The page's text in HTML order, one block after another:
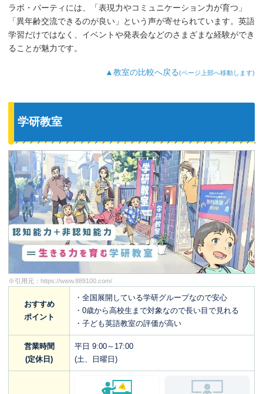
ラボ・パーティには、「表現力やコミュニケーション力が育つ」
「異年齢交流できるのが良い」という声が寄せられています。英語
学習だけではなく、イベントや発表会などのさまざまな経験ができ
ることが魅力です。
▲教室の比較へ戻る(ページ上部へ移動します)
学研教室
※引用元： https://www.889100.com/
おすすめ
ポイント
・全国展開している学研グループなので安心
・0歳から高校生まで対象なので長い目で見れる
・子ども英語教室の評価が高い
営業時間
(定休日)
平日 9:00～17:00
(土、日曜日)